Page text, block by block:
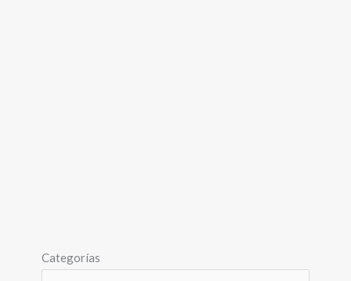
Categorías